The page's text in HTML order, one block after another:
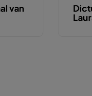
van